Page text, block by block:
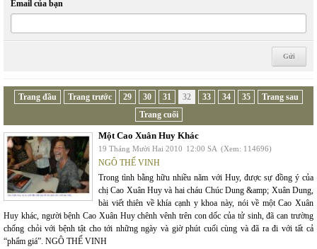
Email của bạn
Trang đầu Trang trước 29 30 31 32 33 34 35
Trang sau
Trang cuối
Một Cao Xuân Huy Khác
19 Tháng Mười Hai 2010 12:00 SA (Xem: 114696)
NGÔ THẾ VINH
Trong tình bằng hữu nhiều năm với Huy, được sự đồng ý của
chị Cao Xuân Huy và hai cháu Chúc Dung &amp; Xuân Dung,
bài viết thiên về khía cạnh y khoa này, nói về một Cao Xuân
Huy khác, người bệnh Cao Xuân Huy chênh vênh trên con dốc của tử sinh, đã can trường
chống chỏi với bệnh tật cho tới những ngày và giờ phút cuối cùng và đã ra đi với tất cả
“phẩm giá”. NGÔ THẾ VINH